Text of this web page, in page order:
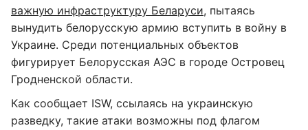
важную инфраструктуру Беларуси, пытаясь
вынудить белорусскую армию вступить в войну в
Украине. Среди потенциальных объектов
фигурирует Белорусская АЭС в городе Островец
Гродненской области.
Как сообщает ISW, ссылаясь на украинскую
разведку, такие атаки возможны под флагом